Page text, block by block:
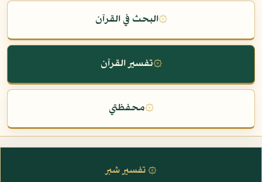
۞البحث في القرآن
۞تفسير القرآن
۞محفظتي
۞ تفسير شبر